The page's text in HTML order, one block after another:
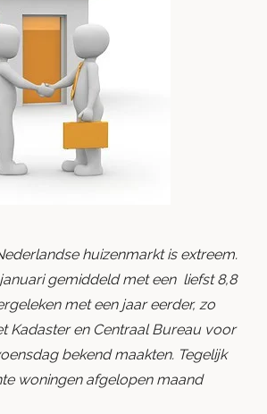
huizenmarkt is extreem.
gemiddeld met een liefst 8,8
met een jaar eerder, zo
Kadaster en Centraal Bureau voor
bekend maakten. Tegelijk
woningen afgelopen maand